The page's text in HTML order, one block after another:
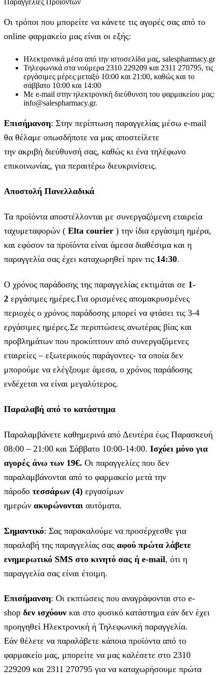
Παραγγελίες Προϊόντων
Οι τρόποι που μπορείτε να κάνετε τις αγορές σας από το
online φαρμακείο μας είναι οι εξής:
Ηλεκτρονικά μέσα από την ιστοσελίδα μας, salespharmacy.gr
Τηλεφωνικά στα νούμερα 2310 229209 και 2311 270795, τις
εργάσιμες μέρες μεταξύ 10:00 και 21:00, καθώς και το
σάββατο 10:00 και 14:00
Με e-mail στην ηλεκτρονική διεύθυνση του φαρμακείου μας:
info@salespharmacy.gr.
Επισήμανση: Στην περίπτωση παραγγελίας μέσω e-mail
θα θέλαμε οπωσδήποτε να μας αποστείλετε
την ακριβή διεύθυνσή σας, καθώς κι ένα τηλέφωνο
επικοινωνίας, για περαιτέρω διευκρινίσεις.
Αποστολή Πανελλαδικά
Τα προϊόντα αποστέλλονται με συνεργαζόμενη εταιρεία
ταχυμεταφορών ( Elta courier ) την ίδια εργάσιμη ημέρα,
και εφόσον τα προϊόντα είναι άμεσα διαθέσιμα και η
παραγγελία σας έχει καταχωρηθεί πριν τις 14:30.
Ο χρόνος παράδοσης της παραγγελίας εκτιμάται σε 1-
2 εργάσιμες ημέρες.Για ορισμένες απομακρυσμένες
περιοχές ο χρόνος παράδοσης μπορεί να φτάσει τις 3-4
εργάσιμες ημέρες.Σε περιπτώσεις ανωτέρας βίας και
προβλημάτων που προκύπτουν από συνεργαζόμενες
εταιρείες – εξωτερικούς παράγοντες- τα οποία δεν
μπορούμε να ελέγξουμε άμεσα, ο χρόνος παράδοσης
ενδέχεται να είναι μεγαλύτερος.
Παραλαβή από το κατάστημα
Παραλαμβάνετε καθημερινά από Δευτέρα έως Παρασκευή
08:00 – 21:00 και Σάββατο 10:00-14:00. Ισχύει μόνο για
αγορές άνω των 19€. Οι παραγγελίες που δεν
παραλαμβάνονται από το φαρμακείο μετά την
πάροδο τεσσάρων (4) εργασίμων
ημερών ακυρώνονται αυτόματα.
Σημαντικό: Σας παρακαλούμε να προσέρχεσθε για
παραλαβή της παραγγελίας σας αφού πρώτα λάβετε
ενημερωτικό SMS στο κινητό σας ή e-mail, ότι η
παραγγελία σας είναι έτοιμη.
Επισήμανση: Οι εκπτώσεις που αναγράφονται στο e-
shop δεν ισχύουν και στο φυσικό κατάστημα εάν δεν έχει
προηγηθεί Ηλεκτρονική ή Τηλεφωνική παραγγελία.
Εάν θέλετε να παραλάβετε κάποια προϊόντα από το
φαρμακείο μας, μπορείτε να μας καλέσετε στο 2310
229209 και 2311 270795 για να καταχωρήσουμε πρώτα